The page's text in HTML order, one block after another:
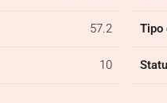
57.2
10
Tipo